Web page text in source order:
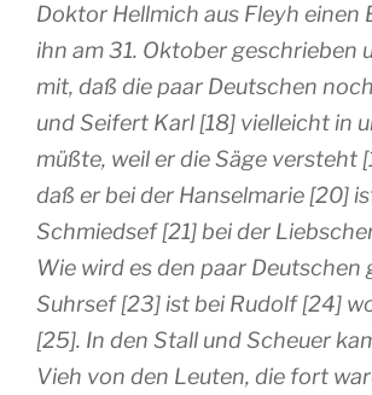
Doktor Hellmich aus Fleyh einen
ihn am 31. Oktober geschrieben
mit, daß die paar Deutschen
und Seifert Karl [18] vielleicht in
müßte, weil er die Säge versteht
daß er bei der Hanselmarie [20]
Schmiedsef [21] bei der
Wie wird es den paar Deutschen
Suhrsef [23] ist bei Rudolf [24]
[25]. In den Stall und Scheuer
Vieh von den Leuten, die fort